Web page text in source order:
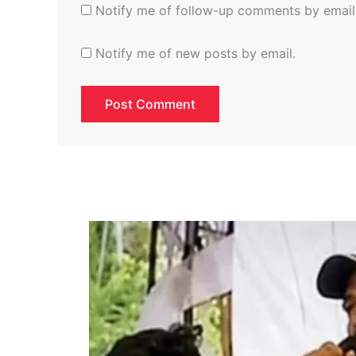
Notify me of follow-up comments by
Notify me of new posts by email.